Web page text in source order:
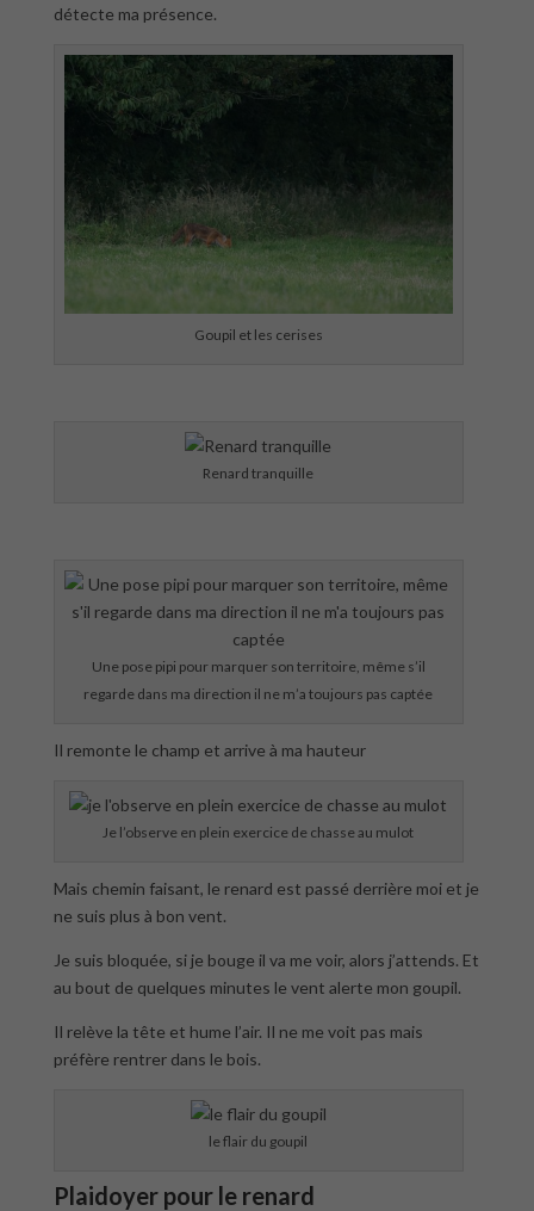
détecte ma présence.
Goupil et les cerises
Renard tranquille
Une pose pipi pour marquer son territoire, même s’il
regarde dans ma direction il ne m’a toujours pas captée
Il remonte le champ et arrive à ma hauteur
Je l’observe en plein exercice de chasse au mulot
Mais chemin faisant, le renard est passé derrière moi et je
ne suis plus à bon vent.
Je suis bloquée, si je bouge il va me voir, alors j’attends. Et
au bout de quelques minutes le vent alerte mon goupil.
Il relève la tête et hume l’air. Il ne me voit pas mais
préfère rentrer dans le bois.
le flair du goupil
Plaidoyer pour le renard